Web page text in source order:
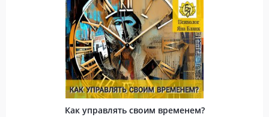
Как управлять своим временем?